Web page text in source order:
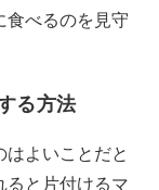
食べるのを見守
る方法
よいことだと
ると片付けるマ